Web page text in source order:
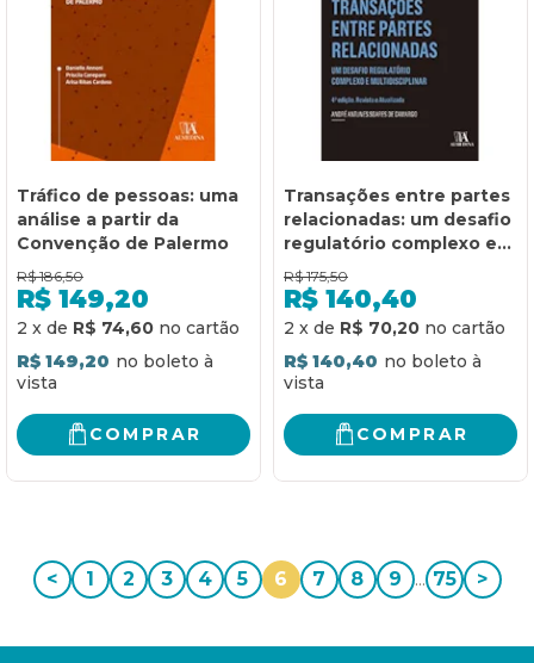
Tráfico de pessoas: uma
análise a partir da
Convenção de Palermo
R$ 186,50
R$ 149,20
2 x de R$ 74,60
R$ 149,20
COMPRAR
Transações entre partes
relacionadas: um desafio
regulatório complexo e
multidisciplinar
R$ 175,50
R$ 140,40
2 x de R$ 70,20
R$ 140,40
COMPRAR
< 1 2 3 4 5 6 7 8 9 ... 75 >